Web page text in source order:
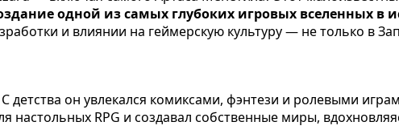
одной из самых глубоких игровых вселенных в
и влиянии на геймерскую культуру — не только в
он увлекался комиксами, фэнтези и ролевыми
настольных RPG и создавал собственные миры,